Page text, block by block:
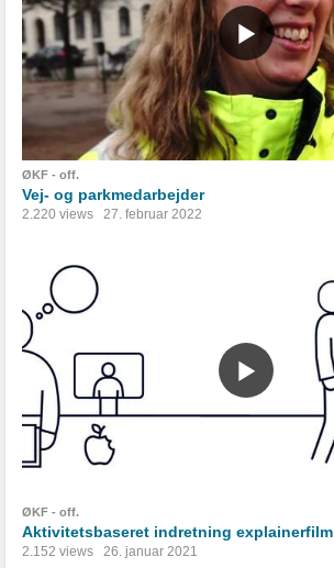
ØKF - off.
Vej- og parkmedarbejder
2.220 views 27. februar 2022
ØKF - off.
Aktivitetsbaseret indretning explainerfilm
2.152 views 26. januar 2021